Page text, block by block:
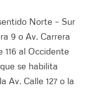
Norte – Sur
9 o Av. Carrera
116 al Occidente
se habilita
Av. Calle 127 o la